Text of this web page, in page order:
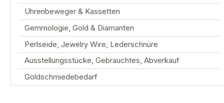
Uhrenbeweger & Kassetten
Gemmologie, Gold & Diamanten
Perlseide, Jewelry Wire, Lederschnüre
Ausstellungsstücke, Gebrauchtes, Abverkauf
Goldschmiedebedarf